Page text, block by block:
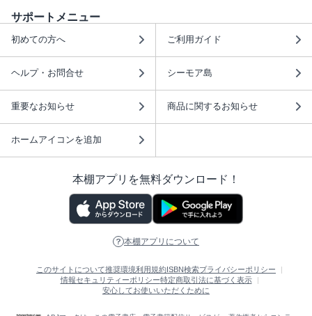
サポートメニュー
初めての方へ ご利用ガイド
ヘルプ・お問合せ シーモア島
重要なお知らせ 商品に関するお知らせ
ホームアイコンを追加
本棚アプリを無料ダウンロード！
本棚アプリについて
このサイトについて推奨環境利用規約 ISBN検索プライバシーポリシー
情報セキュリティーポリシー特定商取引法に基づく表示
安心してお使いいただくために